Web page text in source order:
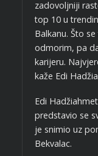
zadovoljniji
top 10 u
Balkanu. Što
odmorim, pa
karijeru.
kaže Edi
Edi
predstavio se
je snimio uz
Bekvalac.